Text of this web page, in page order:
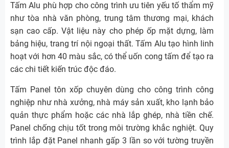
Tấm Alu phù hợp cho công trình ưu tiên yếu tố thẩm mỹ
như tòa nhà văn phòng, trung tâm thương mại, khách
sạn cao cấp. Vật liệu này cho phép ốp mặt dựng, làm
bảng hiệu, trang trí nội ngoại thất. Tấm Alu tạo hình linh
hoạt với hơn 40 màu sắc, có thể uốn cong tấm để tạo ra
các chi tiết kiến trúc độc đáo.
Tấm Panel tôn xốp chuyên dùng cho công trình công
nghiệp như nhà xưởng, nhà máy sản xuất, kho lạnh bảo
quản thực phẩm hoặc các nhà lắp ghép, nhà tiền chế.
Panel chống chịu tốt trong môi trường khắc nghiệt. Quy
trình lắp đặt Panel nhanh gấp 3 lần so với tường truyền